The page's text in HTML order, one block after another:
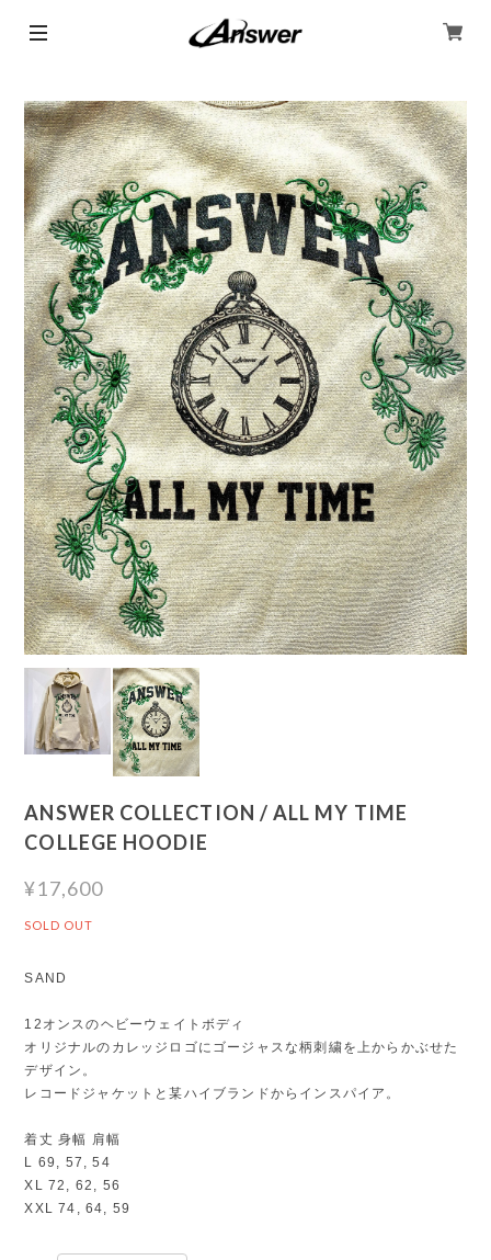
ANSWER COLLECTION / ALL MY TIME
COLLEGE HOODIE
¥17,600
SOLD OUT
SAND
12オンスのヘビーウェイトボディ
オリジナルのカレッジロゴにゴージャスな柄刺繍を上からかぶせた
デザイン。
レコードジャケットと某ハイブランドからインスパイア。
着丈 身幅 肩幅
L 69, 57, 54
XL 72, 62, 56
XXL 74, 64, 59